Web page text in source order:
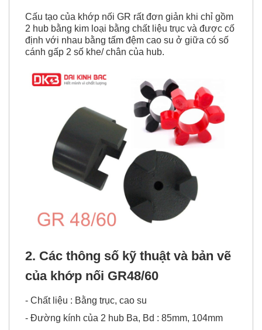
Cấu tạo của khớp nối GR rất đơn giản khi chỉ gồm
2 hub bằng kim loại bằng chất liệu trục và được cố
định với nhau bằng tấm đệm cao su ở giữa có số
cánh gấp 2 số khe/ chân của hub.
2. Các thông số kỹ thuật và bản vẽ
của khớp nối GR48/60
- Chất liệu : Bằng trục, cao su
- Đường kính của 2 hub Ba, Bd : 85mm, 104mm